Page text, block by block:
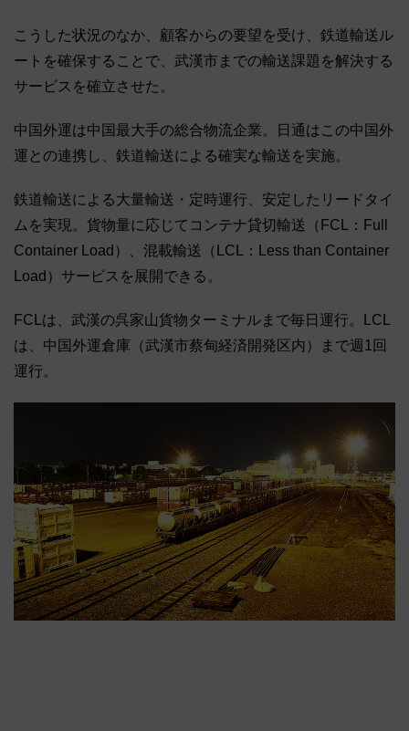
こうした状況のなか、顧客からの要望を受け、鉄道輸送ル
ートを確保することで、武漢市までの輸送課題を解決する
サービスを確立させた。
中国外運は中国最大手の総合物流企業。日通はこの中国外
運との連携し、鉄道輸送による確実な輸送を実施。
鉄道輸送による大量輸送・定時運行、安定したリードタイ
ムを実現。貨物量に応じてコンテナ貸切輸送（FCL：Full
Container Load）、混載輸送（LCL：Less than Container
Load）サービスを展開できる。
FCLは、武漢の呉家山貨物ターミナルまで毎日運行。LCL
は、中国外運倉庫（武漢市蔡甸経済開発区内）まで週1回
運行。